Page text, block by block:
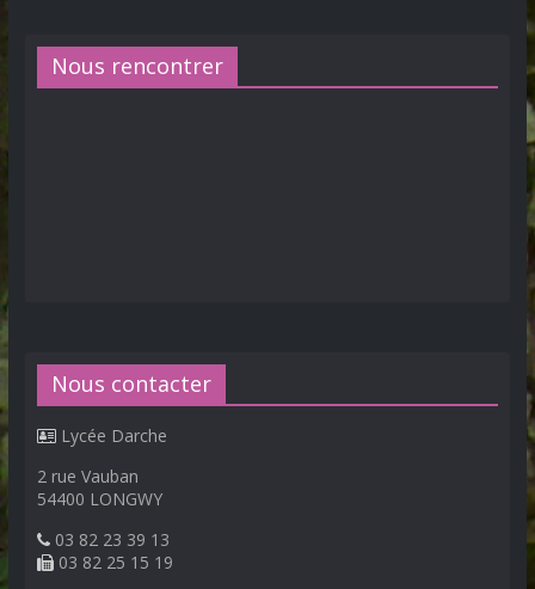
Nous rencontrer
Nous contacter
Lycée Darche
2 rue Vauban
54400 LONGWY
03 82 23 39 13
03 82 25 15 19